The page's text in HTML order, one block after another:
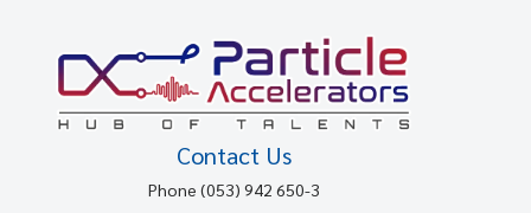
Contact Us
Phone (053) 942 650-3